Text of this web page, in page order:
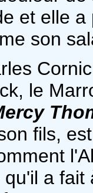
et elle
son
le
fils,
a